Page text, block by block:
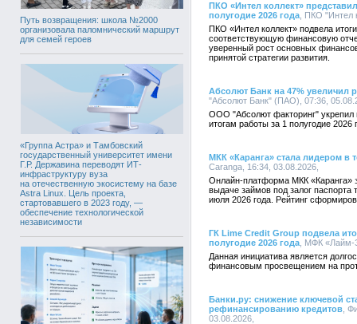
Путь возвращения: школа №2000
организовала паломнический маршрут
для семей героев
«Группа Астра» и Тамбовский
государственный университет имени
Г.Р. Державина переводят ИТ-
инфраструктуру вуза
на отечественную экосистему на базе
Astra Linux. Цель проекта,
стартовавшего в 2023 году, —
обеспечение технологической
независимости
ПКО «Интел коллект»
полугодие 2026 года , ПКО "Интел
ПКО «Интел коллект» подвела
соответствующую финансовую
уверенный рост основных
принятой стратегии развития.
Абсолют Банк на 47% увеличил
"Абсолют Банк" (ПАО), 07:36,
ООО "Абсолют факторинг" укрепил
итогам работы за 1 полугодие 2026
МКК «Каранга» стала лидером в
Caranga, 16:34, 03.08.2026,
Онлайн-платформа МКК «Каранга»
выдаче займов под залог паспорта
июля 2026 года. Рейтинг
ГК Lime Credit Group подвела
полугодие 2026 года , МФК
Данная инициатива является
финансовым просвещением на
Банки.ру: снижение ключевой
рефинансированию кредитов ,
03.08.2026,